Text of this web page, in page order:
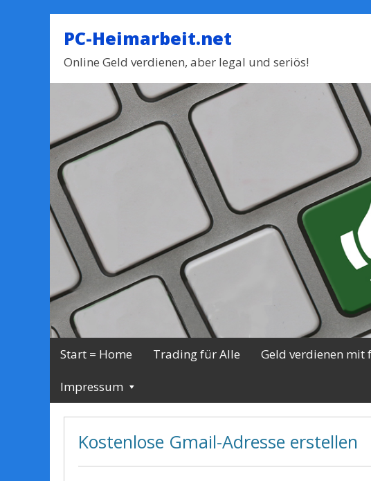
PC-Heimarbeit.net
Online Geld verdienen, aber legal und seriös!
Start = Home Trading für Alle Geld verdienen mit
Impressum
Kostenlose Gmail-Adresse erstellen